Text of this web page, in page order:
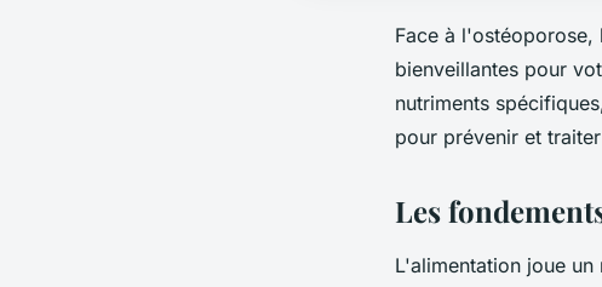
Face à l'ostéoporose,
bienveillantes pour
nutriments
pour prévenir et
Les
L'alimentation joue